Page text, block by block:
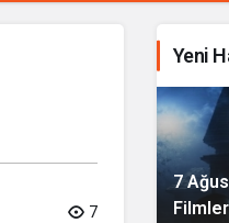
7
Yeni
7
Filmler